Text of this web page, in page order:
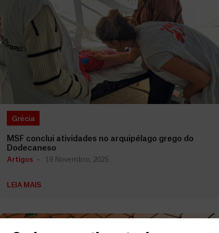
Grécia
MSF conclui atividades no arquipélago grego do
Dodecaneso
Artigos 19 Novembro, 2025
LEIA MAIS